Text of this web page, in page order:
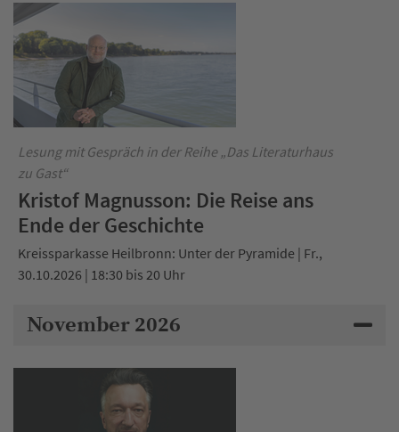
Lesung mit Gespräch in der Reihe „Das Literaturhaus
zu Gast“
Kristof Magnusson: Die Reise ans
Ende der Geschichte
Kreissparkasse Heilbronn: Unter der Pyramide | Fr.,
30.10.2026 | 18:30 bis 20 Uhr
November 2026